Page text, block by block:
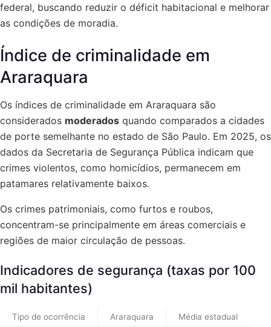
federal, buscando reduzir o déficit habitacional e melhorar
as condições de moradia.
Índice de criminalidade em
Araraquara
Os índices de criminalidade em Araraquara são
considerados moderados quando comparados a cidades
de porte semelhante no estado de São Paulo. Em 2025, os
dados da Secretaria de Segurança Pública indicam que
crimes violentos, como homicídios, permanecem em
patamares relativamente baixos.
Os crimes patrimoniais, como furtos e roubos,
concentram-se principalmente em áreas comerciais e
regiões de maior circulação de pessoas.
Indicadores de segurança (taxas por 100
mil habitantes)
Tipo de ocorrência Araraquara Média estadual